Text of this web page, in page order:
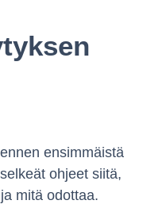
ensimmäistä
ohjeet siitä,
mitä odottaa.